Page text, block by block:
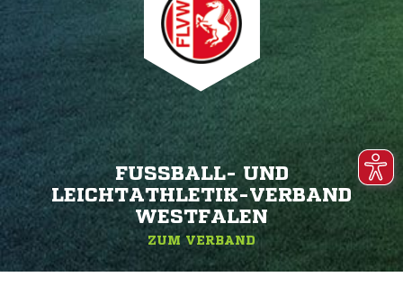
FUSSBALL- UND L
EICHTATHLETIK-VERBAND W
ESTFALEN
ZUM VERBAND